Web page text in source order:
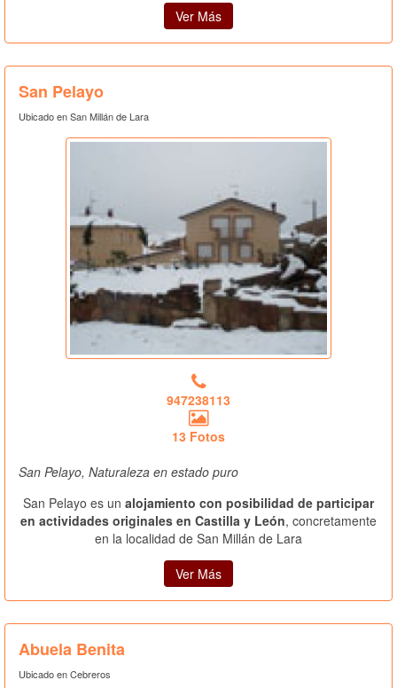
Ver Más
San Pelayo
Ubicado en San Millán de Lara
947238113
13 Fotos
San Pelayo, Naturaleza en estado puro
San Pelayo es un alojamiento con posibilidad de participar
en actividades originales en Castilla y León, concretamente
en la localidad de San Millán de Lara
Ver Más
Abuela Benita
Ubicado en Cebreros